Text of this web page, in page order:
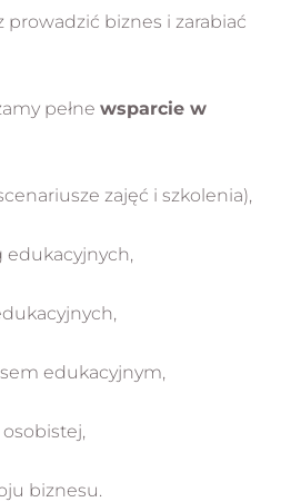
biznes i zarabiać
pełne wsparcie w
zajęć i szkolenia),
edukacyjnych,
edukacyjnym,
biznesu.